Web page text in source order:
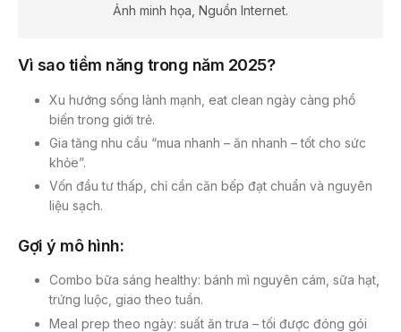
Ảnh minh họa, Nguồn Internet.
Vì sao tiềm năng trong năm 2025?
Xu hướng sống lành mạnh, eat clean ngày càng phổ
biến trong giới trẻ.
Gia tăng nhu cầu “mua nhanh – ăn nhanh – tốt cho sức
khỏe”.
Vốn đầu tư thấp, chỉ cần căn bếp đạt chuẩn và nguyên
liệu sạch.
Gợi ý mô hình:
Combo bữa sáng healthy: bánh mì nguyên cám, sữa hạt,
trứng luộc, giao theo tuần.
Meal prep theo ngày: suất ăn trưa – tối được đóng gói